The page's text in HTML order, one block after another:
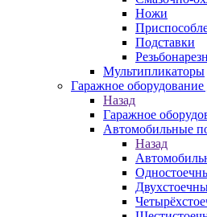
Ножи
Подставки
Мультипликаторы
Гаражное оборудование
Назад
Гаражное
Автомобильные
Назад